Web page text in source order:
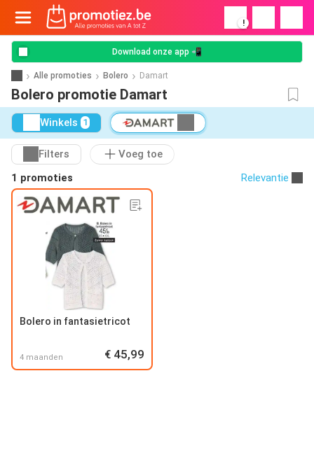
!
Download onze app 📲
Alle promoties Bolero Damart
Bolero promotie Damart
Winkels 1
Filters
Voeg toe
1 promoties
Relevantie
Bolero in fantasietricot
4 maanden € 45,99